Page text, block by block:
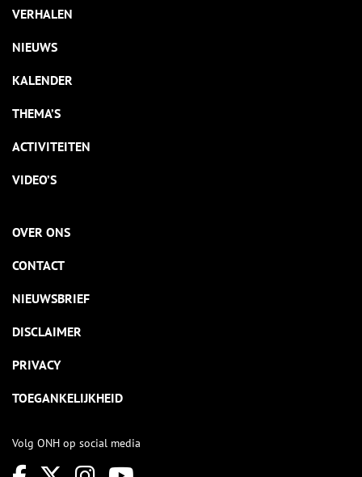
VERHALEN
NIEUWS
KALENDER
THEMA’S
ACTIVITEITEN
VIDEO’S
OVER ONS
CONTACT
NIEUWSBRIEF
DISCLAIMER
PRIVACY
TOEGANKELIJKHEID
Volg ONH op social media